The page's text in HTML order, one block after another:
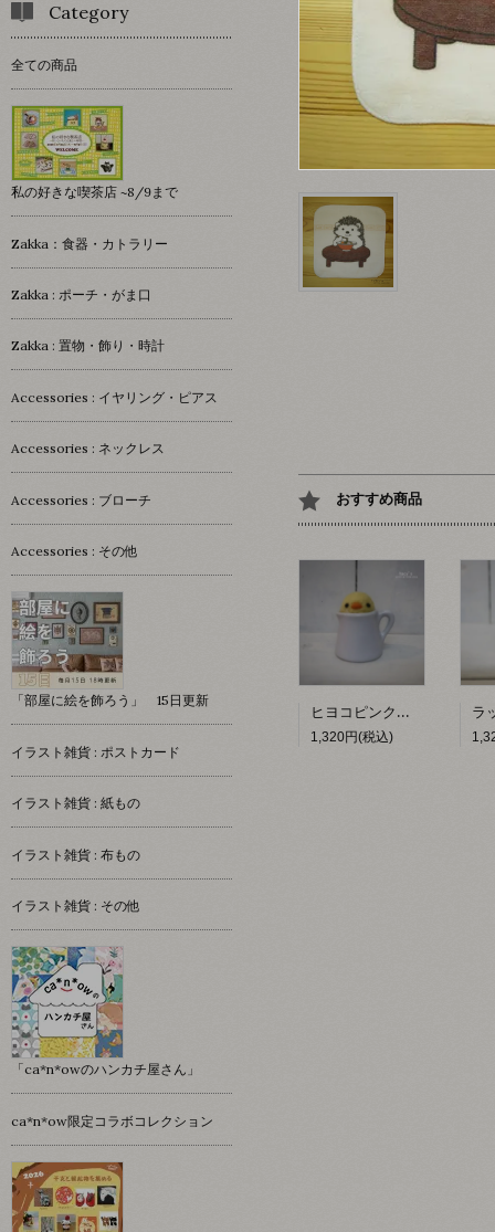
おすすめ商品
ヒヨコピンクッション 【hacy's】
1,320円(税込)
Category
全ての商品
私の好きな喫茶店 ~8/9まで
Zakka：食器・カトラリー
Zakka : ポーチ・がま口
Zakka : 置物・飾り・時計
Accessories : イヤリング・ピアス
Accessories : ネックレス
Accessories : ブローチ
Accessories : その他
「部屋に絵を飾ろう」 15日更新
イラスト雑貨 : ポストカード
イラスト雑貨 : 紙もの
イラスト雑貨 : 布もの
イラスト雑貨 : その他
「ca*n*owのハンカチ屋さん」
ca*n*ow限定コラボコレクション